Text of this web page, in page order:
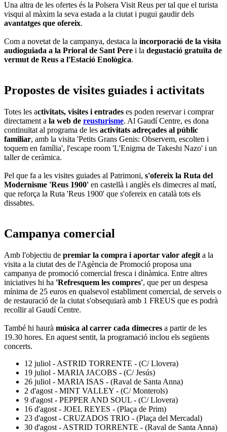
Una altra de les ofertes és la Polsera Visit Reus per tal que el turista
visqui al màxim la seva estada a la ciutat i pugui gaudir dels
avantatges que ofereix.
Com a novetat de la campanya, destaca la incorporació de la visita
audioguiada a la Prioral de Sant Pere i la degustació gratuïta de
vermut de Reus a l'Estació Enològica.
Propostes de visites guiades i activitats
Totes les activitats, visites i entrades es poden reservar i comprar
directament a la web de reusturisme. Al Gaudí Centre, es dona
continuïtat al programa de les activitats adreçades al públic
familiar, amb la visita 'Petits Grans Genis: Observem, escolten i
toquem en família', l'escape room 'L'Enigma de Takeshi Nazo' i un
taller de ceràmica.
Pel que fa a les visites guiades al Patrimoni, s'ofereix la Ruta del
Modernisme 'Reus 1900' en castellà i anglès els dimecres al matí,
que reforça la Ruta 'Reus 1900' que s'ofereix en català tots els
dissabtes.
Campanya comercial
Amb l'objectiu de premiar la compra i aportar valor afegit a la
visita a la ciutat des de l'Agència de Promoció proposa una
campanya de promoció comercial fresca i dinàmica. Entre altres
iniciatives hi ha 'Refresquem les compres', que per un despesa
mínima de 25 euros en qualsevol establiment comercial, de serveis o
de restauració de la ciutat s'obsequiarà amb 1 FREUS que es podrà
recollir al Gaudí Centre.
També hi haurà música al carrer cada dimecres a partir de les
19.30 hores. En aquest sentit, la programació inclou els següents
concerts.
12 juliol - ASTRID TORRENTE - (C/ Llovera)
19 juliol - MARIA JACOBS - (C/ Jesús)
26 juliol - MARIA ISAS - (Raval de Santa Anna)
2 d'agost - MINT VALLEY - (C/ Monterols)
9 d'agost - PEPPER AND SOUL - (C/ Llovera)
16 d'agost - JOEL REYES - (Plaça de Prim)
23 d'agost - CRUZADOS TRIO - (Plaça del Mercadal)
30 d'agost - ASTRID TORRENTE - (Raval de Santa Anna)